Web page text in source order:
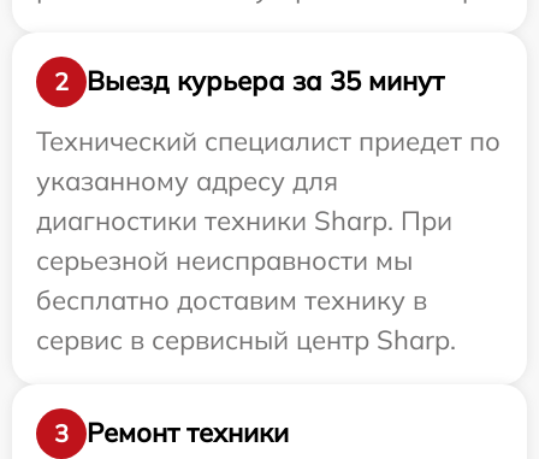
2
Выезд курьера за 35 минут
Технический специалист приедет по
указанному адресу для
диагностики техники Sharp. При
серьезной неисправности мы
бесплатно доставим технику в
сервис в сервисный центр Sharp.
3 Ремонт техники